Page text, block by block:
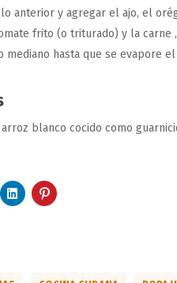
anterior y agregar el ajo, el
frito (o triturado) y la carne
mediano hasta que se evapore
blanco cocido como